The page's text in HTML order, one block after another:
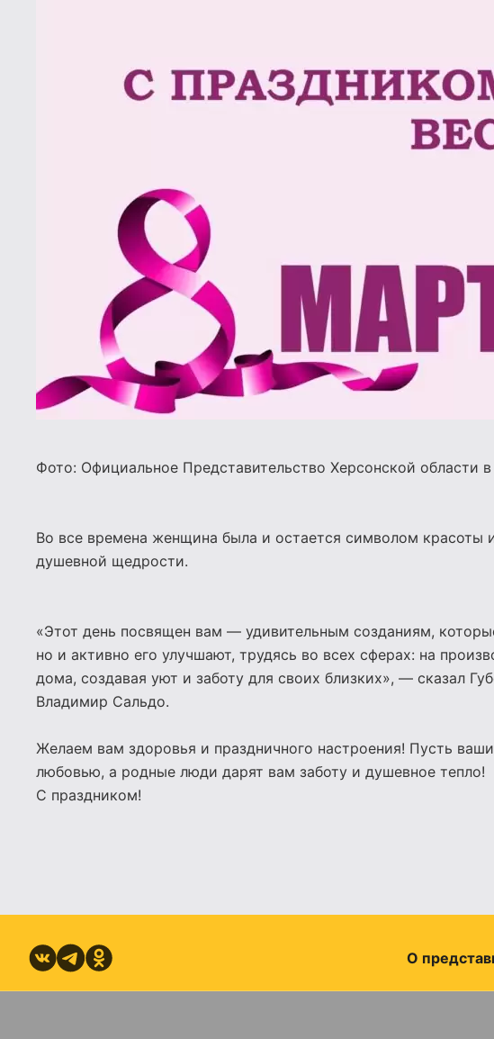
Фото: Официальное Представительство Херсонской области
Во все времена женщина была и остается символом красоты
душевной щедрости.
«Этот день посвящен вам — удивительным созданиям,
но и активно его улучшают, трудясь во всех сферах: на
дома, создавая уют и заботу для своих близких», — сказал
Владимир Сальдо.
Желаем вам здоровья и праздничного настроения! Пусть
любовью, а родные люди дарят вам заботу и душевное тепло!
С праздником!
О